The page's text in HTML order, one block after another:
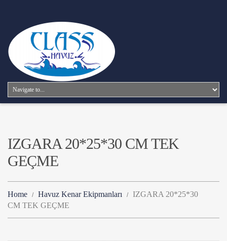
IZGARA 20*25*30 CM TEK
GEÇME
Home Havuz Kenar Ekipmanları
IZGARA 20*25*30
CM TEK GEÇME